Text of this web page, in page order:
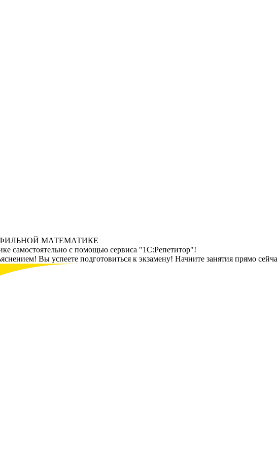
МАТЕМАТИКЕ
самостоятельно с помощью сервиса "1С:Репетитор"!
Вы успеете подготовиться к экзамену! Начните занятия прямо